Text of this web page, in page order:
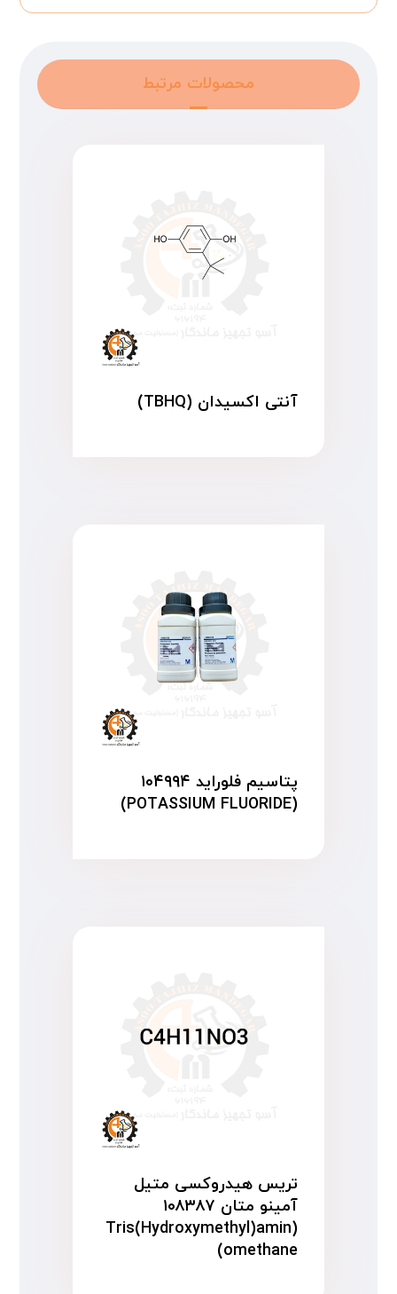
محصولات مرتبط
آنتی اکسیدان (TBHQ)
پتاسیم فلوراید ۱۰۴۹۹۴
(POTASSIUM FLUORIDE)
تریس هیدروکسی متیل
آمینو متان ۱۰۸۳۸۷
(Tris(Hydroxymethyl)amin
omethane)